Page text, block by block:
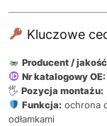
Kluczowe
Producent /
Nr katalogowy OE:
🖐️ Pozycja montażu:
Funkcja: ochrona
odłamkami